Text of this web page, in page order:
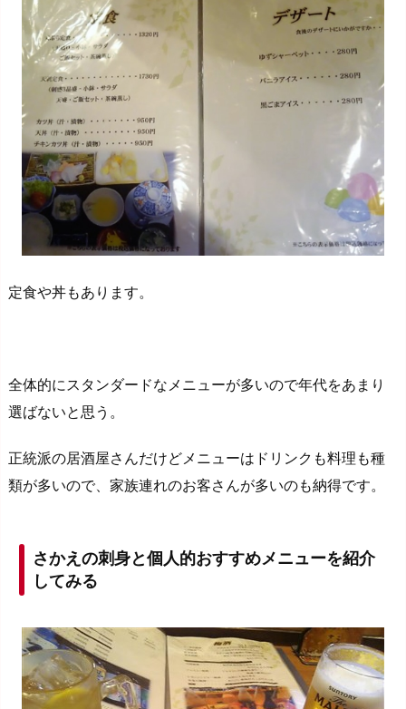
定食や丼もあります。
全体的にスタンダードなメニューが多いので年代をあまり
選ばないと思う。
正統派の居酒屋さんだけどメニューはドリンクも料理も種
類が多いので、家族連れのお客さんが多いのも納得です。
さかえの刺身と個人的おすすめメニューを紹介
してみる